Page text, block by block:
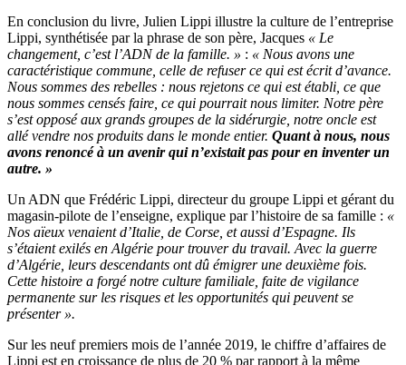
En conclusion du livre, Julien Lippi illustre la culture de l’entreprise
Lippi, synthétisée par la phrase de son père, Jacques « Le
changement, c’est l’ADN de la famille. » : « Nous avons une
caractéristique commune, celle de refuser ce qui est écrit d’avance.
Nous sommes des rebelles : nous rejetons ce qui est établi, ce que
nous sommes censés faire, ce qui pourrait nous limiter. Notre père
s’est opposé aux grands groupes de la sidérurgie, notre oncle est
allé vendre nos produits dans le monde entier. Quant à nous, nous
avons renoncé à un avenir qui n’existait pas pour en inventer un
autre. »
Un ADN que Frédéric Lippi, directeur du groupe Lippi et gérant du
magasin-pilote de l’enseigne, explique par l’histoire de sa famille : «
Nos aïeux venaient d’Italie, de Corse, et aussi d’Espagne. Ils
s’étaient exilés en Algérie pour trouver du travail. Avec la guerre
d’Algérie, leurs descendants ont dû émigrer une deuxième fois.
Cette histoire a forgé notre culture familiale, faite de vigilance
permanente sur les risques et les opportunités qui peuvent se
présenter ».
Sur les neuf premiers mois de l’année 2019, le chiffre d’affaires de
Lippi est en croissance de plus de 20 % par rapport à la même